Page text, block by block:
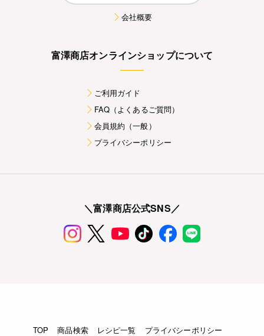
会社概要
富澤商店オンラインショップについて
ご利用ガイド
FAQ（よくあるご質問）
会員規約（一般）
プライバシーポリシー
＼富澤商店公式SNS／
TOP 商品検索 レシピ一覧
プライバシーポリシー